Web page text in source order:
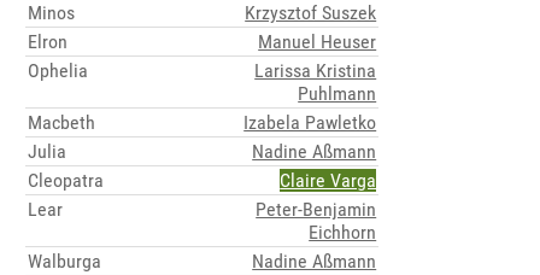
Minos
Krzysztof Suszek
Elron
Manuel Heuser
Ophelia
Larissa Kristina
Puhlmann
Macbeth
Izabela Pawletko
Julia
Nadine Aßmann
Cleopatra
Claire Varga
Lear
Peter-Benjamin
Eichhorn
Walburga
Nadine Aßmann